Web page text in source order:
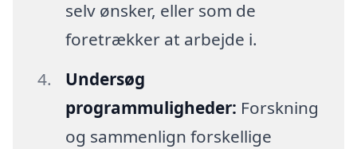
selv ønsker, eller som de
foretrækker at arbejde i.
Undersøg
programmuligheder: Forskning
og sammenlign forskellige